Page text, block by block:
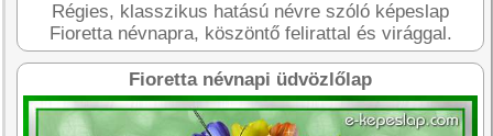
Régies, klasszikus hatású névre szóló képeslap
Fioretta névnapra, köszöntő felirattal és virággal.
Fioretta névnapi üdvözlőlap